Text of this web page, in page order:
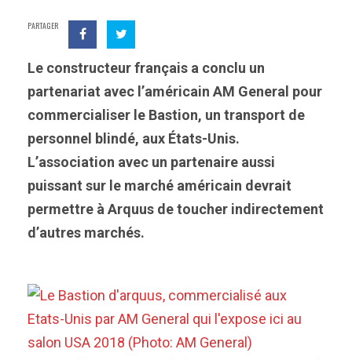
PARTAGER
Le constructeur français a conclu un
partenariat avec l’américain AM General pour
commercialiser le Bastion, un transport de
personnel blindé, aux États-Unis.
L’association avec un partenaire aussi
puissant sur le marché américain devrait
permettre à Arquus de toucher indirectement
d’autres marchés.